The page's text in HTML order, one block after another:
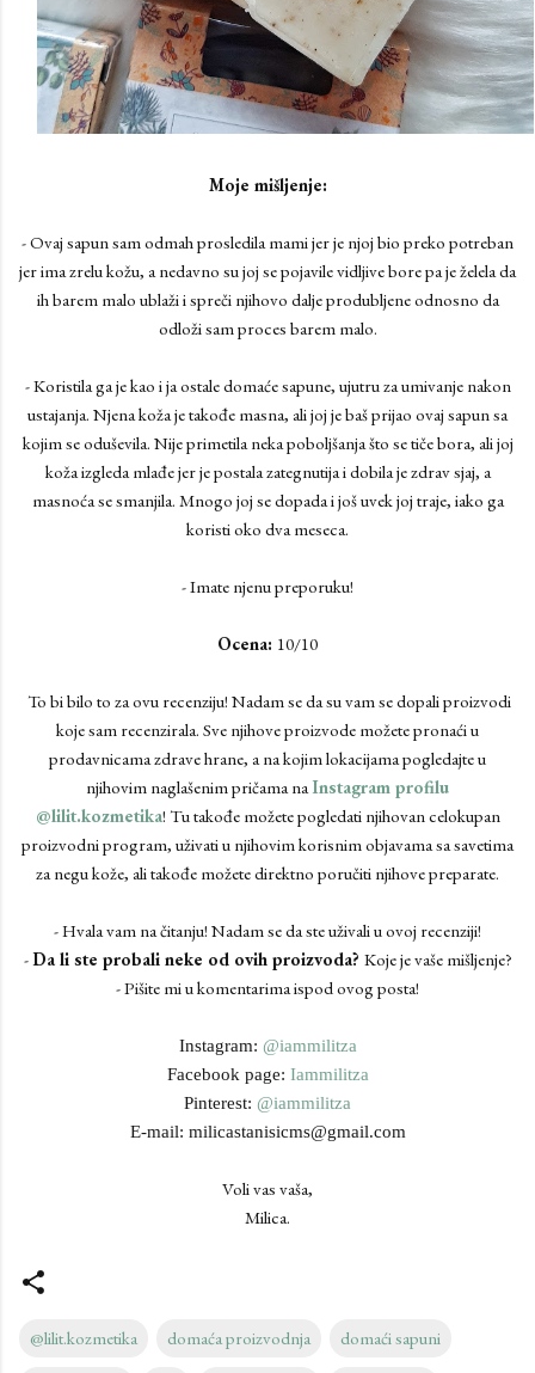
Moje mišljenje:
- Ovaj sapun sam odmah prosledila mami jer je njoj bio preko potreban
jer ima zrelu kožu, a nedavno su joj se pojavile vidljive bore pa je želela da
ih barem malo ublaži i spreči njihovo dalje produbljene odnosno da
odloži sam proces barem malo.
- Koristila ga je kao i ja ostale domaće sapune, ujutru za umivanje nakon
ustajanja. Njena koža je takođe masna, ali joj je baš prijao ovaj sapun sa
kojim se oduševila. Nije primetila neka poboljšanja što se tiče bora, ali joj
koža izgleda mlađe jer je postala zategnutija i dobila je zdrav sjaj, a
masnoća se smanjila. Mnogo joj se dopada i još uvek joj traje, iako ga
koristi oko dva meseca.
- Imate njenu preporuku!
Ocena: 10/10
To bi bilo to za ovu recenziju! Nadam se da su vam se dopali proizvodi
koje sam recenzirala. Sve njihove proizvode možete pronaći u
prodavnicama zdrave hrane, a na kojim lokacijama pogledajte u
njihovim naglašenim pričama na Instagram profilu
@lilit.kozmetika! Tu takođe možete pogledati njihovan celokupan
proizvodni program, uživati u njihovim korisnim objavama sa savetima
za negu kože, ali takođe možete direktno poručiti njihove preparate.
- Hvala vam na čitanju! Nadam se da ste uživali u ovoj recenziji!
-Da li ste probali neke od ovih proizvoda? Koje je vaše mišljenje?
- Pišite mi u komentarima ispod ovog posta!
Instagram: @iammilitza
Facebook page: Iammilitza
Pinterest: @iammilitza
E-mail: milicastanisicms@gmail.com
Voli vas vaša,
Milica.
@lilit.kozmetika domaća proizvodnja domaći sapuni